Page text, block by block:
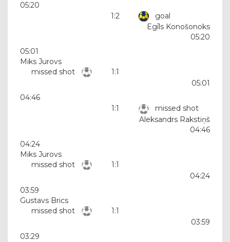
05:20
1:2
goal
Egīls Konošonoks
05:20
05:01
Miks Jurovs
missed shot
1:1
05:01
04:46
1:1
missed shot
Aleksandrs Rakstiņš
04:46
04:24
Miks Jurovs
missed shot
1:1
04:24
03:59
Gustavs Brics
missed shot
1:1
03:59
03:29